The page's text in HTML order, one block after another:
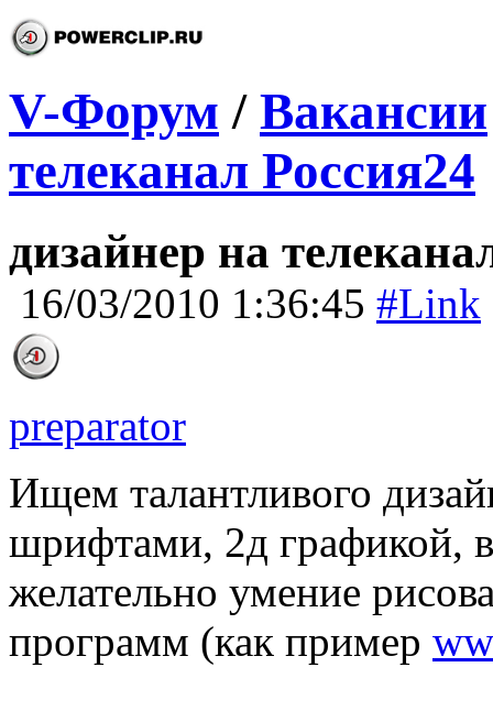
V-Форум / Вакансии
телеканал Россия24
дизайнер на
16/03/2010 1:36:45 #Link
preparator
Ищем талантливого
шрифтами, 2д графикой,
желательно умение
программ (как пример